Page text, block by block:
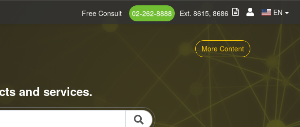
EN
Free Consult 02-262-8888 Ext. 8615, 8686
More Content
and services.